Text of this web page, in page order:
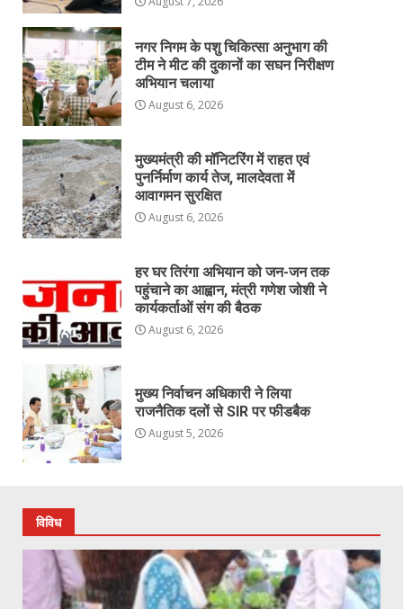
नगर निगम के पशु चिकित्सा अनुभाग की
टीम ने मीट की दुकानों का सघन निरीक्षण
अभियान चलाया
August 6, 2026
मुख्यमंत्री की मॉनिटरिंग में राहत एवं
पुनर्निर्माण कार्य तेज, मालदेवता में
आवागमन सुरक्षित
August 6, 2026
हर घर तिरंगा अभियान को जन-जन तक
पहुंचाने का आह्वान, मंत्री गणेश जोशी ने
कार्यकर्ताओं संग की बैठक
August 6, 2026
मुख्य निर्वाचन अधिकारी ने लिया
राजनैतिक दलों से SIR पर फीडबैक
August 5, 2026
विविध